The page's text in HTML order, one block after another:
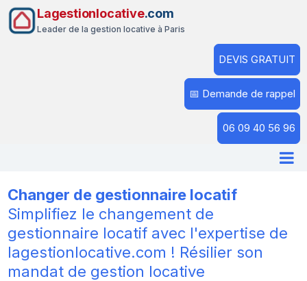
Lagestionlocative.com
Leader de la gestion locative à Paris
DEVIS GRATUIT
📅 Demande de rappel
06 09 40 56 96
Changer de gestionnaire locatif
Simplifiez le changement de
gestionnaire locatif avec l'expertise de
lagestionlocative.com ! Résilier son
mandat de gestion locative